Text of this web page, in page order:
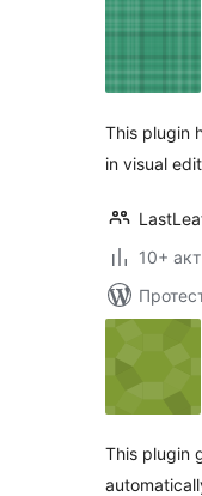
This plugin
in visual
10+
This plugin